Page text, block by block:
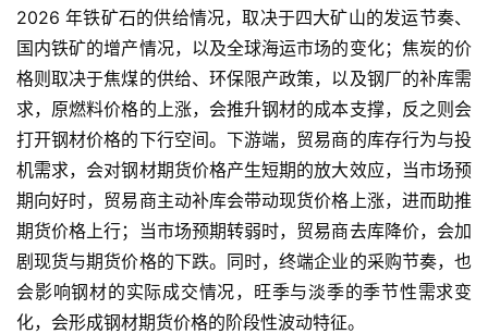
油
期
货
国
际
期
货
恒
指
期
2026 年铁矿石的供给情况，取决于四大矿山的发运节奏、
国内铁矿的增产情况，以及全球海运市场的变化；焦炭的价
格则取决于焦煤的供给、环保限产政策，以及钢厂的补库需
求，原燃料价格的上涨，会推升钢材的成本支撑，反之则会
打开钢材价格的下行空间。下游端，贸易商的库存行为与投
机需求，会对钢材期货价格产生短期的放大效应，当市场预
期向好时，贸易商主动补库会带动现货价格上涨，进而助推
期货价格上行；当市场预期转弱时，贸易商去库降价，会加
剧现货与期货价格的下跌。同时，终端企业的采购节奏，也
会影响钢材的实际成交情况，旺季与淡季的季节性需求变
化，会形成钢材期货价格的阶段性波动特征。